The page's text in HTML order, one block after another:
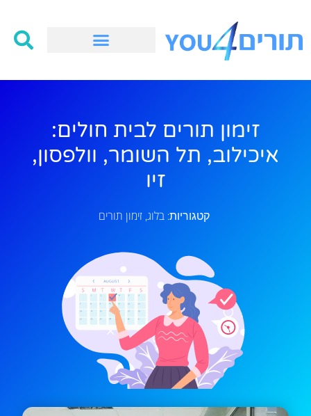
זימון תורים לבית חולים:
איכילוב, תל השומר, וולפסון,
זיו
קטגוריות: בלוג,זימון תורים